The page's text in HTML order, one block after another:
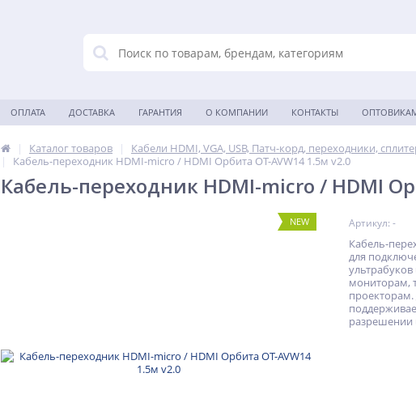
ОПЛАТА ДОСТАВКА ГАРАНТИЯ О КОМПАНИИ КОНТАКТЫ
Каталог товаров
Кабели HDMI, VGA, USB, Патч-корд, переходники,
Кабель-переходник HDMI-micro / HDMI Орбита OT-AVW14 1.5м v2.0
Кабель-переходник HDMI-micro / HDMI
NEW Артикул: -
Кабель-
для
мониторам,
проекторам.
разрешении